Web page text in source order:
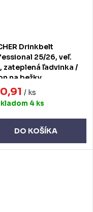
Drinkbelt
25/26, veľ.
zateplená ľadvinka /
na bežky
/ ks
4 ks
DO KOŠÍKA